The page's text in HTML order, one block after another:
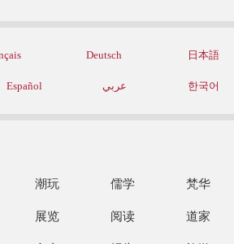
Deutsch 日本語
Español عربي 한국어
潮玩 儒学 梵华
展览 阅读 道家